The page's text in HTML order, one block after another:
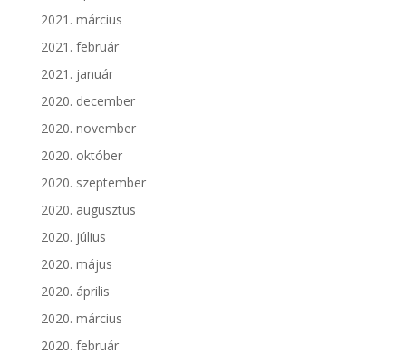
2021. március
2021. február
2021. január
2020. december
2020. november
2020. október
2020. szeptember
2020. augusztus
2020. július
2020. május
2020. április
2020. március
2020. február